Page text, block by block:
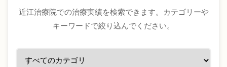
近江治療院での治療実績を検索できます。カテゴリーや
キーワードで絞り込んでください。